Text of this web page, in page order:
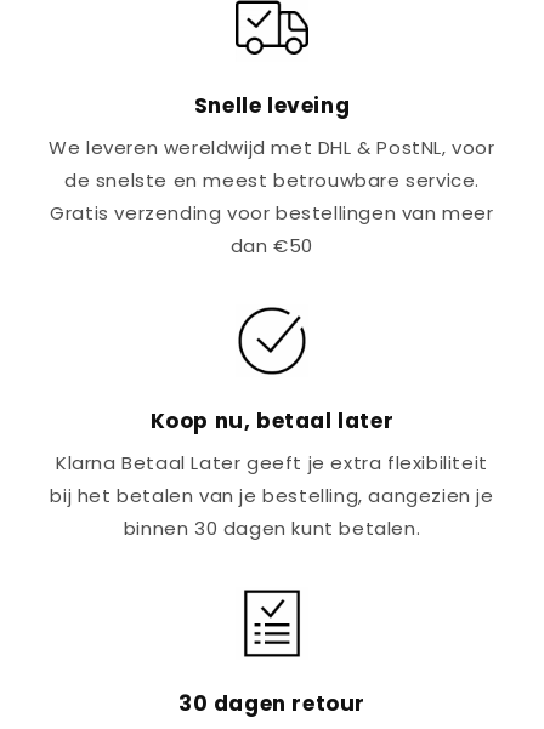
Snelle leveing
We leveren wereldwijd met DHL & PostNL, voor
de snelste en meest betrouwbare service.
Gratis verzending voor bestellingen van meer
dan €50
Koop nu, betaal later
Klarna Betaal Later geeft je extra flexibiliteit
bij het betalen van je bestelling, aangezien je
binnen 30 dagen kunt betalen.
30 dagen retour